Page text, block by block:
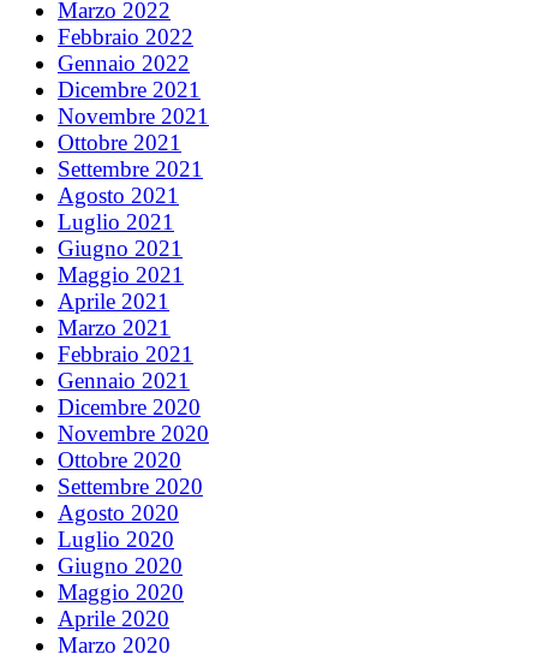
Marzo 2022
Febbraio 2022
Gennaio 2022
Dicembre 2021
Novembre 2021
Ottobre 2021
Settembre 2021
Agosto 2021
Luglio 2021
Giugno 2021
Maggio 2021
Aprile 2021
Marzo 2021
Febbraio 2021
Gennaio 2021
Dicembre 2020
Novembre 2020
Ottobre 2020
Settembre 2020
Agosto 2020
Luglio 2020
Giugno 2020
Maggio 2020
Aprile 2020
Marzo 2020